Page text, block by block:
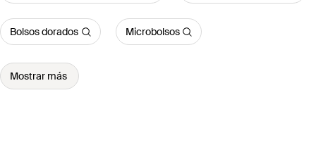
Bolsos dorados Microbolsos
Mostrar más